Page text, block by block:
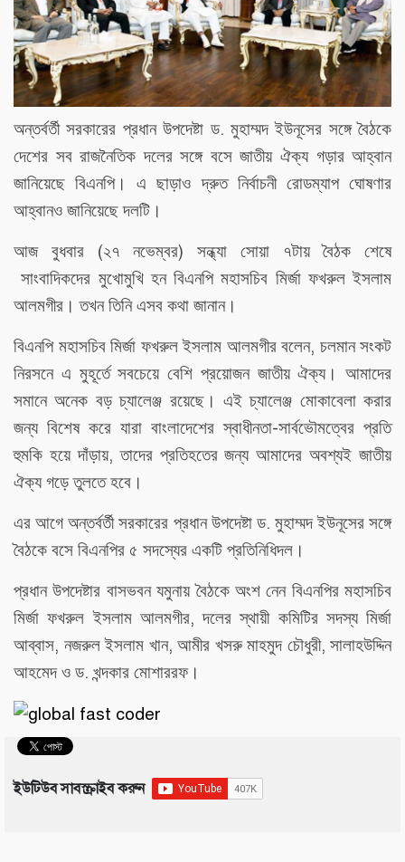
অন্তর্বর্তী সরকারের প্রধান উপদেষ্টা ড. মুহাম্মদ ইউনূসের সঙ্গে বৈঠকে
দেশের সব রাজনৈতিক দলের সঙ্গে বসে জাতীয় ঐক্য গড়ার আহ্বান
জানিয়েছে বিএনপি। এ ছাড়াও দ্রুত নির্বাচনী রোডম্যাপ ঘোষণার
আহ্বানও জানিয়েছে দলটি।
আজ বুধবার(২৭ নভেম্বর) সন্ধ্যা সোয়া ৭টায় বৈঠক
শেষে
সাংবাদিকদের মুখোমুখি হন বিএনপি মহাসচিব মির্জা ফখরুল ইসলাম
আলমগীর। তখন তিনি এসব কথা জানান।
বিএনপি মহাসচিব মির্জা ফখরুল ইসলাম আলমগীর বলেন, চলমান সংকট
নিরসনে এ মুহূর্তে সবচেয়ে বেশি প্রয়োজন জাতীয় ঐক্য।
আমাদের
সমানে অনেক বড় চ্যালেঞ্জ রয়েছে। এই চ্যালেঞ্জ মোকাবেলা করার
জন্য বিশেষ করে যারা বাংলাদেশের স্বাধীনতা-সার্বভৌমত্বের প্রতি
হুমকি হয়ে দাঁড়ায়,তাদের প্রতিহতের জন্য আমাদের অবশ্যই জাতীয়
ঐক্য গড়ে তুলতে হবে।
এর আগে অন্তর্বর্তী সরকারের প্রধান উপদেষ্টা ড. মুহাম্মদ ইউনূসের সঙ্গে
বৈঠকে বসে বিএনপির ৫ সদস্যের একটি প্রতিনিধিদল।
প্রধান উপদেষ্টার বাসভবন যমুনায় বৈঠকে অংশ নেন বিএনপির মহাসচিব
মির্জা ফখরুল ইসলাম আলমগীর,দলের স্থায়ী কমিটির সদস্য মির্জা
আব্বাস, নজরুল ইসলাম খান, আমীর খসরু মাহমুদ চৌধুরী, সালাহউদ্দিন
আহমেদ ও ড.খন্দকার মোশাররফ।
ইউটিউব সাবস্ক্রাইব করুন